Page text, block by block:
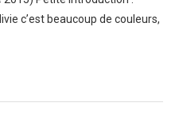
c’est beaucoup de couleurs,